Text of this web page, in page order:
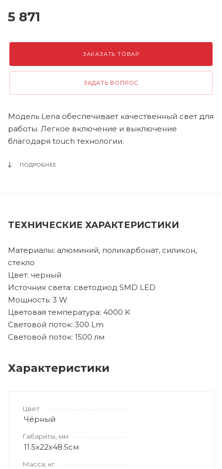
5 871
ЗАКАЗАТЬ ТОВАР
ЗАДАТЬ ВОПРОС
Модель Lena обеспечивает качественный свет для
работы. Легкое включение и выключение
благодаря touch технологии.
ПОДРОБНЕЕ
ТЕХНИЧЕСКИЕ ХАРАКТЕРИСТИКИ
Материалы: алюминий, поликарбонат, силикон,
стекло
Цвет: черный
Источник света: светодиод SMD LED
Мощность: 3 W
Цветовая температура: 4000 K
Световой поток: 300 Lm
Световой поток: 1500 лм
Характеристики
Цвет
Чёрный
Габариты, мм
11.5x22x48.5см
Масса, кг